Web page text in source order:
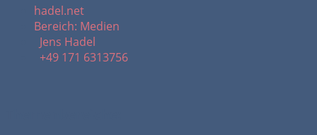
hadel.net
Bereich: Medien
Jens Hadel
+49 171 6313756